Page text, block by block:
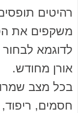
רהיטים
משקפים את
לדוגמא
אורן מחודש.
בכל מצב שמרו
חסמים,